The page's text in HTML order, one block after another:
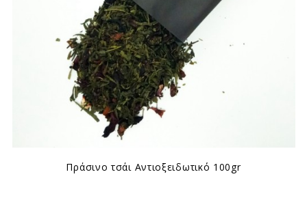
Πράσινο τσάι Αντιοξειδωτικό 100gr